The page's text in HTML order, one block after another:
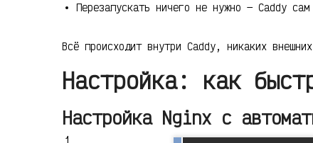
Перезапускать ничего не нужно — Caddy
Всё происходит внутри Caddy, никаких
Настройка: как
Настройка Nginx с